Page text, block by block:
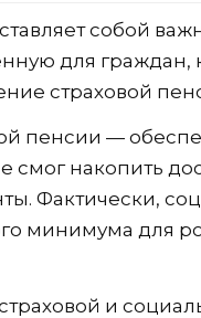
собой
для
страховой
пенсии —
смог накопить
Фактически,
минимума для
и